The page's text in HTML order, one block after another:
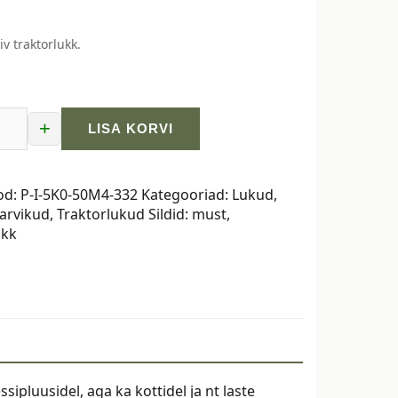
traktorlukk.
+ LISA KORVI
P-I-5K0-50M4-332 Kategooriad: Lukud,
, Traktorlukud Sildid: must,
aga ka kottidel ja nt laste